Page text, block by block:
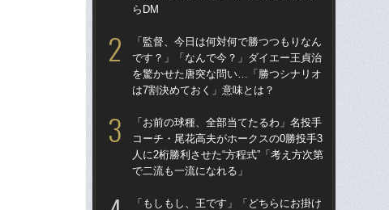
らDM
「監督、今日は何対何で勝つつもりなん
です？」「なんで今？」ダイエー王貞治
を驚かせた唐突な問い…「勝つシナリオ
は7割決めておく」意味とは？
「お前の球種、全部当てたるわ」名投手
コーチ・尾花高夫がホークスの0勝投手3
人に2桁勝利させた“方程式”「考え方次第
で二流も一流になれる」
「もしもし、王です」「どちらにお掛け